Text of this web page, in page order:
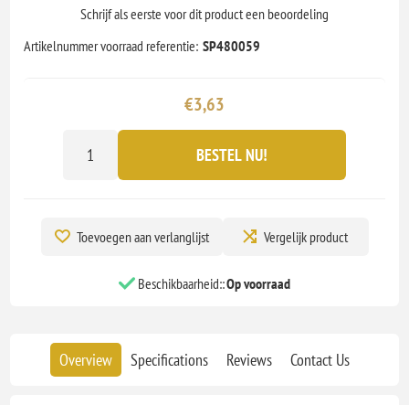
Schrijf als eerste voor dit product een beoordeling
Artikelnummer voorraad referentie: SP480059
€3,63
BESTEL NU!
Toevoegen aan verlanglijst Vergelijk product
Beschikbaarheid::Op voorraad
Overview Specifications Reviews Contact Us